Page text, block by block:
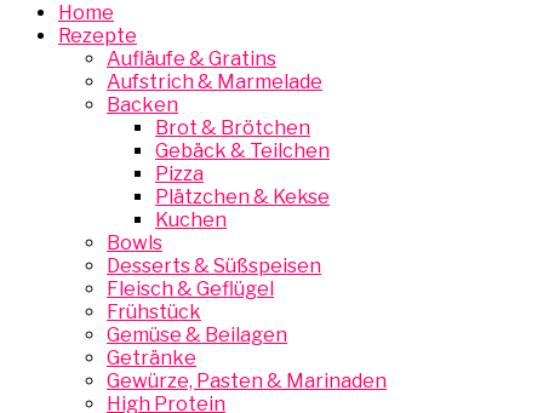
Home
Rezepte
Aufläufe & Gratins
Aufstrich & Marmelade
Backen
Brot & Brötchen
Gebäck & Teilchen
Pizza
Plätzchen & Kekse
Kuchen
Bowls
Desserts & Süßspeisen
Fleisch & Geflügel
Frühstück
Gemüse & Beilagen
Getränke
Gewürze, Pasten & Marinaden
High Protein